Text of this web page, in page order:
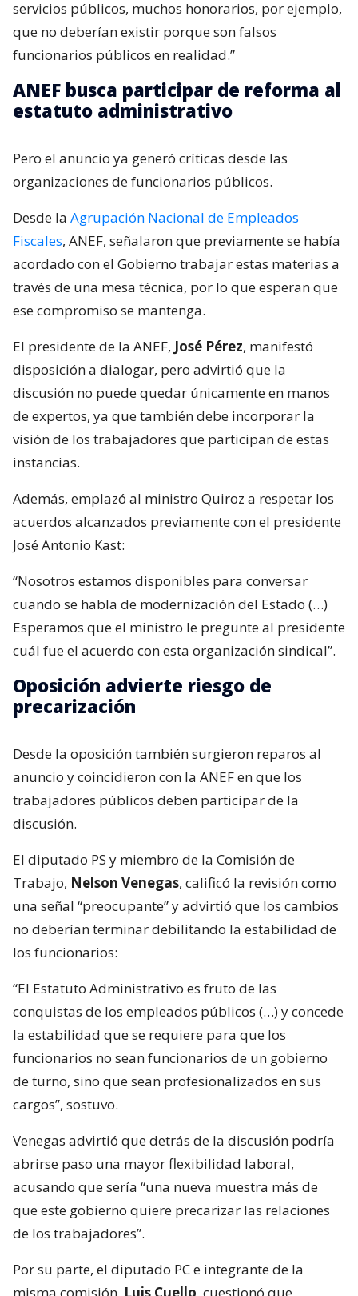
servicios públicos, muchos honorarios, por ejemplo,
que no deberían existir porque son falsos
funcionarios públicos en realidad.”
ANEF busca participar de reforma al
estatuto administrativo
Pero el anuncio ya generó críticas desde las
organizaciones de funcionarios públicos.
Desde la Agrupación Nacional de Empleados
Fiscales, ANEF, señalaron que previamente se había
acordado con el Gobierno trabajar estas materias a
través de una mesa técnica, por lo que esperan que
ese compromiso se mantenga.
El presidente de la ANEF, José Pérez, manifestó
disposición a dialogar, pero advirtió que la
discusión no puede quedar únicamente en manos
de expertos, ya que también debe incorporar la
visión de los trabajadores que participan de estas
instancias.
Además, emplazó al ministro Quiroz a respetar los
acuerdos alcanzados previamente con el presidente
José Antonio Kast:
“Nosotros estamos disponibles para conversar
cuando se habla de modernización del Estado (…)
Esperamos que el ministro le pregunte al presidente
cuál fue el acuerdo con esta organización sindical”.
Oposición advierte riesgo de
precarización
Desde la oposición también surgieron reparos al
anuncio y coincidieron con la ANEF en que los
trabajadores públicos deben participar de la
discusión.
El diputado PS y miembro de la Comisión de
Trabajo, Nelson Venegas, calificó la revisión como
una señal “preocupante” y advirtió que los cambios
no deberían terminar debilitando la estabilidad de
los funcionarios:
“El Estatuto Administrativo es fruto de las
conquistas de los empleados públicos (…) y concede
la estabilidad que se requiere para que los
funcionarios no sean funcionarios de un gobierno
de turno, sino que sean profesionalizados en sus
cargos”, sostuvo.
Venegas advirtió que detrás de la discusión podría
abrirse paso una mayor flexibilidad laboral,
acusando que sería “una nueva muestra más de
que este gobierno quiere precarizar las relaciones
de los trabajadores”.
Por su parte, el diputado PC e integrante de la